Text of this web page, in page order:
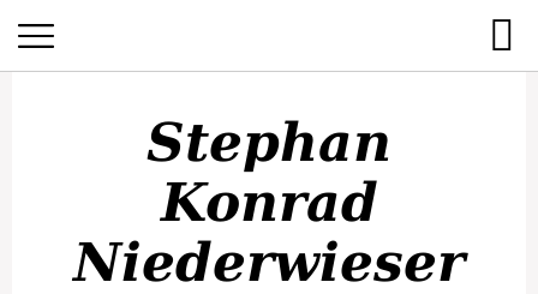
Stephan Konrad Niederwieser
Stephan
Konrad
Niederwieser